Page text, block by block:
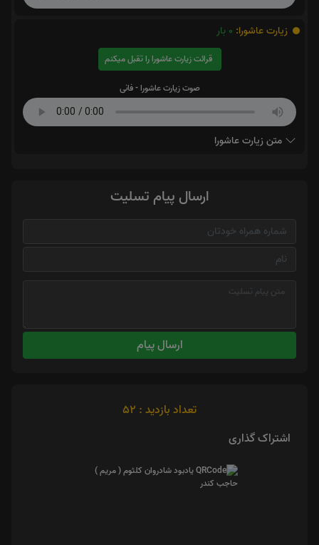
زیارت عاشورا: 0 بار
قرائت زیارت عاشورا را تقبل میکنم
صوت زیارت عاشورا - فانی
متن زیارت عاشورا
ارسال پیام تسلیت
ارسال پیام
تعداد بازدید : 52
اشتراک گذاری